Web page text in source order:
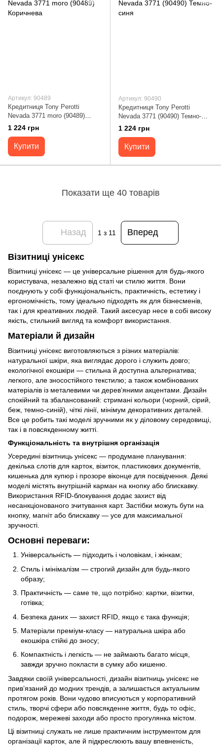
Артикул: 90489
Кредитниця Tony Perotti
Nevada 3771 moro (90489)
Коричнева
1 224 грн
Купити
Артикул: 90490
Кредитниця Tony Perotti
Nevada 3771 (90490) Темно-
синя
1 224 грн
Купити
Показати ще 40 товарів
Назад 1 з 11 Вперед
Візитниці унісекс
Візитниці унісекс — це універсальне рішення для будь-якого
користувача, незалежно від статі чи стилю життя. Вони
поєднують у собі функціональність, практичність, естетику і
ергономічність, тому ідеально підходять як для бізнесменів,
так і для креативних людей. Такий аксесуар несе в собі високу
якість, стильний вигляд та комфорт використання.
Матеріали й дизайн
Візитниці унісекс виготовляються з різних матеріалів:
натуральної шкіри, яка виглядає дорого і служить довго;
екологічної екошкіри — стильна й доступна альтернатива;
легкого, але зносостійкого текстилю; а також комбінованих
матеріалів із металевими чи дерев’яними акцентами. Дизайн
спокійний та збалансований: стримані кольори (чорний, сірий,
беж, темно-синій), чіткі лінії, мінімум декоративних деталей.
Все це робить такі моделі зручними як у діловому середовищі,
так і в повсякденному житті.
Функціональність та внутрішня організація
Усередині візитниць унісекс — продумане планування:
декілька слотів для карток, візиток, пластикових документів,
кишенька для купюр і прозоре віконце для посвідчення. Деякі
моделі містять внутрішній карман на кнопку або блискавку.
Використання RFID-блокування додає захист від
несанкціонованого зчитування карт. Застібки можуть бути на
кнопку, магніт або блискавку — усе для максимальної
зручності.
Основні переваги:
Універсальність — підходить і чоловікам, і жінкам;
Стиль і мінімалізм — строгий дизайн для будь-якого
образу;
Практичність — саме те, що потрібно: картки, візитки,
готівка;
Безпека даних — захист RFID, якщо є така функція;
Матеріали преміум‑класу — натуральна шкіра або
екошкіра стійкі до зносу;
Компактність і легкість — не займають багато місця,
завжди зручно покласти в сумку або кишеню.
Завдяки своїй універсальності, дизайн візитниць унісекс не
прив’язаний до модних трендів, а залишається актуальним
протягом років. Вони чудово вписуються у корпоративний
стиль, творчі сфери або повсякденне життя, будь то офіс,
подорож, мережеві заходи або просто прогулянка містом.
Ці візитниці служать не лише практичним інструментом для
організації карток, але й підкреслюють вашу впевненість,